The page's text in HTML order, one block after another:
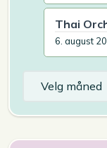
Thai
6. august